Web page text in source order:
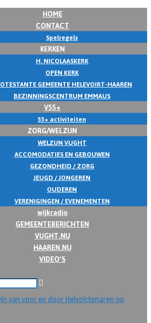
HOME
CONTACT
Spelregels
KERKEN
H. NICOLAASKERK
OPEN KERK
GEMEENTE HELEVOIRT-HAAREN
BEZINNINGSCENTRUM EMMAUS
V55+
55+ activiteiten
ZORG/WELZIJN
WELZIJN VUGHT
ACCOMODATIES EN GEBOUWEN
GEZONDHEID / ZORG
JEUGD / JONGEREN
OUDEREN
VERENIGINGEN / EVENEMENTEN
wijkradio
GEMEENTEBERICHTEN
VUGHT.NU
HAAREN.NU
VIDEO’S